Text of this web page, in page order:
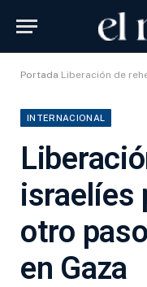
Portada Liberación de rehenes
INTERNACIONAL
israelíes
otro
en Gaza